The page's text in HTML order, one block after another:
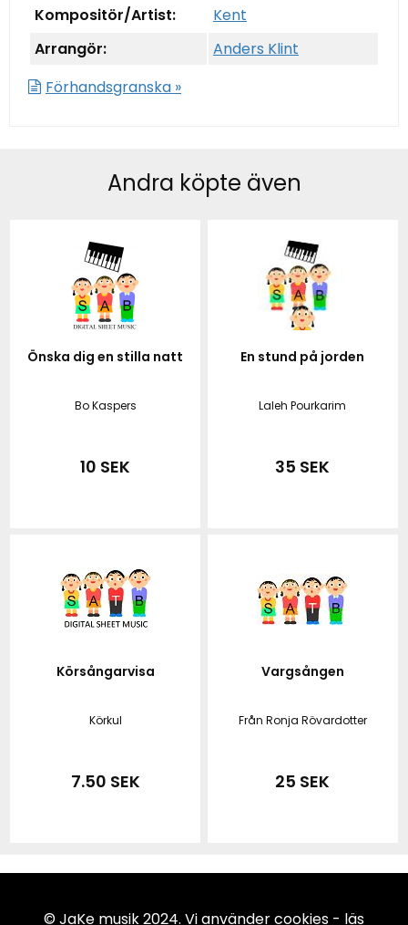
Kompositör/Artist:
Kent
Arrangör:
Anders Klint
Förhandsgranska »
Andra köpte även
Önska dig en stilla natt
Bo Kaspers
10 SEK
En stund på jorden
Laleh Pourkarim
35 SEK
Körsångarvisa
Körkul
7.50 SEK
Vargsången
Från Ronja Rövardotter
25 SEK
© JaKe musik 2024. Vi använder cookies - läs